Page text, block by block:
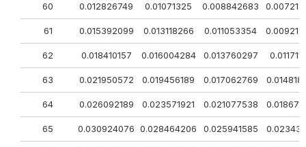
60 0.012826749 0.01071325 0.008842683
61 0.015392099 0.013118266 0.011053354
62 0.018410157 0.016004284 0.013760297
63 0.021950572 0.019456189 0.017062769
64 0.026092189 0.023571921 0.021077538
65 0.030924076 0.028464206 0.025941585